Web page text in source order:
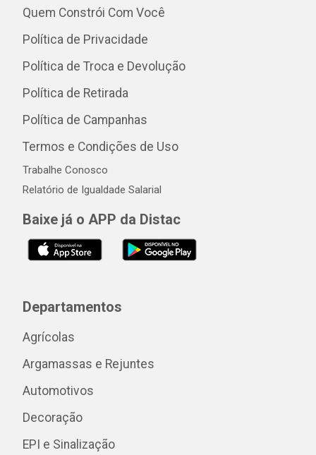
Quem Constrói Com Você
Política de Privacidade
Política de Troca e Devolução
Política de Retirada
Política de Campanhas
Termos e Condições de Uso
Trabalhe Conosco
Relatório de Igualdade Salarial
Baixe já o APP da Distac
Departamentos
Agrícolas
Argamassas e Rejuntes
Automotivos
Decoração
EPI e Sinalização